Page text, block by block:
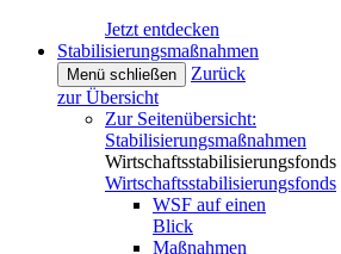
Jetzt entdecken
Stabilisierungsmaßnahmen
Menü schließen
Zurück
zur Übersicht
Zur Seitenübersicht:
Stabilisierungsmaßnahmen
Wirtschaftsstabilisierungsfonds
Wirtschaftsstabilisierungsfonds
WSF auf einen
Blick
Maßnahmen